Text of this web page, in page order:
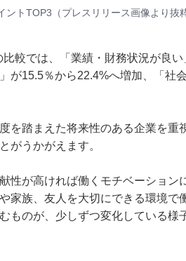
ントTOP3（プレスリリース画像より抜
較では、「業績・財務状況が良
が15.5％から22.4%へ増加、「社
を踏まえた将来性のある企業を重
がうかがえます。
性が高ければ働くモチベーショ
家族、友人を大切にできる環境で
ものが、少しずつ変化している様